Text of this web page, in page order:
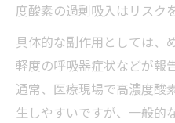
度酸素の過剰吸入はリスク
具体的な副作用としては、
軽度の呼吸器症状などが報
通常、医療現場で高濃度酸
生しやすいですが、一般的